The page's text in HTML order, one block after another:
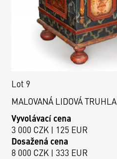
Lot 9
MALOVANÁ LIDOVÁ TRUHLA
Vyvolávací cena
3 000 CZK | 125 EUR
Dosažená cena
8 000 CZK | 333 EUR